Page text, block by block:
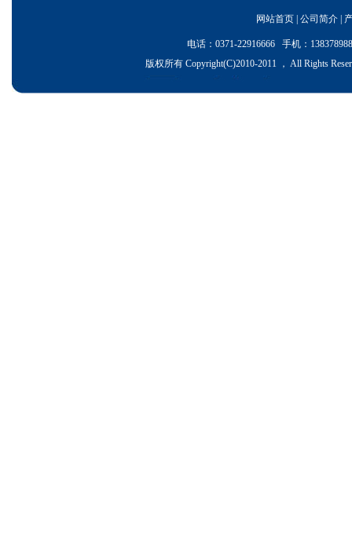
网站首页 公司简介
电话：0371-22916666 手机：
版权所有 Copyright(C)2010-2011 ， All Rights